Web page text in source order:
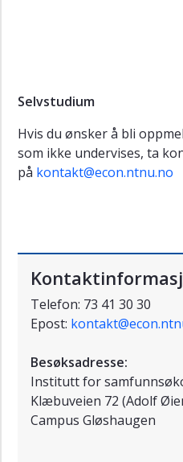
Selvstudium
Hvis du ønsker å bli
som ikke undervises, ta
på kontakt@econ.ntnu.no
Telefon: 73 41 30 30
Epost:
Besøksadresse:
Institutt for
Klæbuveien 72 (Adolf
Campus Gløshaugen